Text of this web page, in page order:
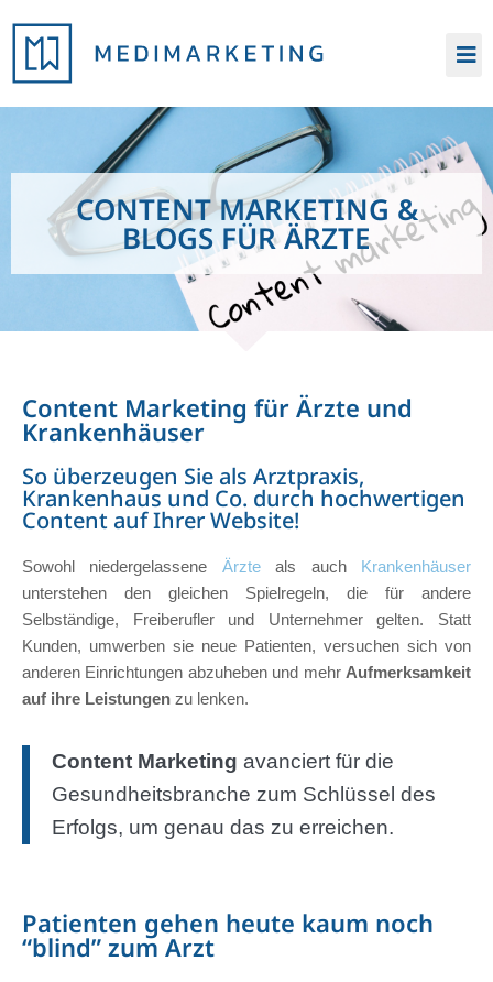
Zum
Inhalt
springen
CONTENT MARKETING &
BLOGS FÜR ÄRZTE
Content Marketing für Ärzte und
Krankenhäuser
So überzeugen Sie als Arztpraxis,
Krankenhaus und Co. durch hochwertigen
Content auf Ihrer Website!
Sowohl niedergelassene Ärzteals auch Krankenhäuser
unterstehen den gleichen Spielregeln, die für andere
Selbständige, Freiberufler und Unternehmer gelten. Statt
Kunden, umwerben sie neue Patienten, versuchen sich von
anderen Einrichtungen abzuheben und mehr Aufmerksamkeit
auf ihre Leistungen zu lenken.
Content Marketing avanciert für die
Gesundheitsbranche zum Schlüssel des
Erfolgs, um genau das zu erreichen.
Patienten gehen heute kaum noch
“blind” zum Arzt